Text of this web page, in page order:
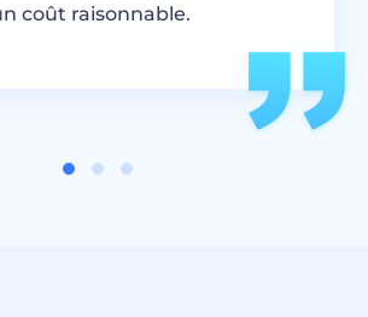
coût raisonnable.